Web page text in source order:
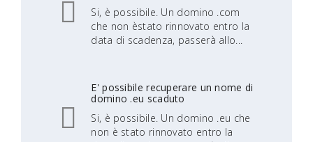
Si, è possibile. Un domino .com
che non èstato rinnovato entro la
data di scadenza, passerà allo...
E' possibile recuperare un nome di
domino .eu scaduto
Si, è possibile. Un domino .eu che
non è stato rinnovato entro la